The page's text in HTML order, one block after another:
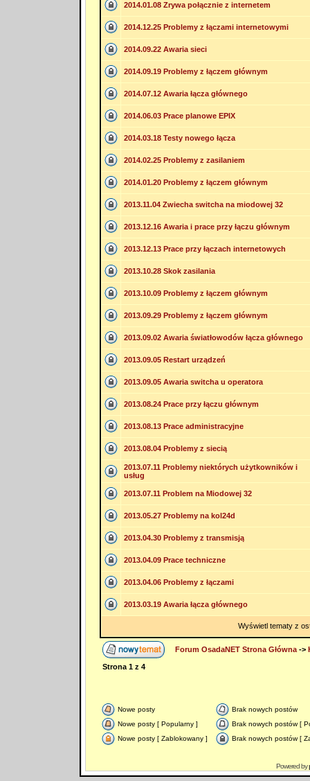
2014.01.08 Zrywa połącznie z internetem
2014.12.25 Problemy z łączami internetowymi
2014.09.22 Awaria sieci
2014.09.19 Problemy z łączem głównym
2014.07.12 Awaria łącza głównego
2014.06.03 Prace planowe EPIX
2014.03.18 Testy nowego łącza
2014.02.25 Problemy z zasilaniem
2014.01.20 Problemy z łączem głównym
2013.11.04 Zwiecha switcha na miodowej 32
2013.12.16 Awaria i prace przy łączu głównym
2013.12.13 Prace przy łączach internetowych
2013.10.28 Skok zasilania
2013.10.09 Problemy z łączem głównym
2013.09.29 Problemy z łączem głównym
2013.09.02 Awaria światłowodów łącza głównego
2013.09.05 Restart urządzeń
2013.09.05 Awaria switcha u operatora
2013.08.24 Prace przy łączu głównym
2013.08.13 Prace administracyjne
2013.08.04 Problemy z siecią
2013.07.11 Problemy niektórych użytkowników i
usług
2013.07.11 Problem na Miodowej 32
2013.05.27 Problemy na kol24d
2013.04.30 Problemy z transmisją
2013.04.09 Prace techniczne
2013.04.06 Problemy z łączami
2013.03.19 Awaria łącza głównego
Wyświetl tematy z
Forum OsadaNET Strona Główna->
Strona 1z 4
Nowe posty
Brak nowych postów
Nowe posty [ Popularny ]
Brak nowych postów [
Nowe posty [ Zablokowany ]
Brak nowych postów [
Powered by